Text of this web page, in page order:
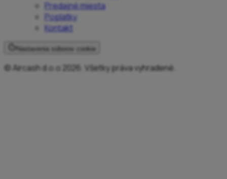
Predajné miesta
Poplatky
Kontakt
Nastavenia súborov cookie
© Aircash d.o.o 2026. Všetky práva vyhradené.